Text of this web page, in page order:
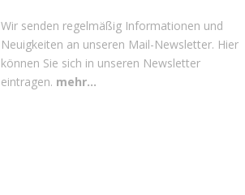
Wir senden regelmäßig Informationen und
Neuigkeiten an unseren Mail-Newsletter. Hier
können Sie sich in unseren Newsletter
eintragen. mehr...